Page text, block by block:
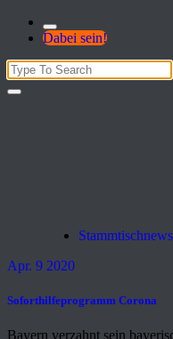
Dabei sein!
Search
for:
Stammtischnews
Apr. 9 2020
Soforthilfeprogramm Corona
Bayern verzahnt sein